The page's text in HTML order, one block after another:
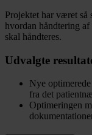
Projektet har været så
hvordan håndtering
skal håndteres.
Udvalgte
Nye
fra det
Optimeringen